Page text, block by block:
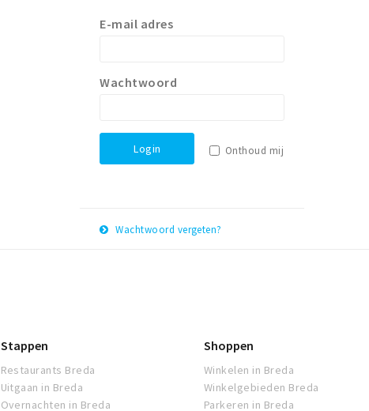
E-mail adres
Wachtwoord
Login Onthoud mij
Wachtwoord vergeten?
Stappen
Restaurants Breda
Uitgaan in Breda
Overnachten in Breda
Shoppen
Winkelen in Breda
Winkelgebieden Breda
Parkeren in Breda